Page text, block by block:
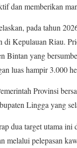
dan memberikan
pada tahun
di Kepulauan Riau.
Bintan yang
luas hampir 3.000
Provinsi
Lingga yang
dua target utama ini
melalui pelepasan